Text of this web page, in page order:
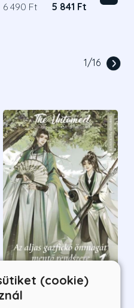
6 490 Ft 5 841 Ft
1/16
(cookie)